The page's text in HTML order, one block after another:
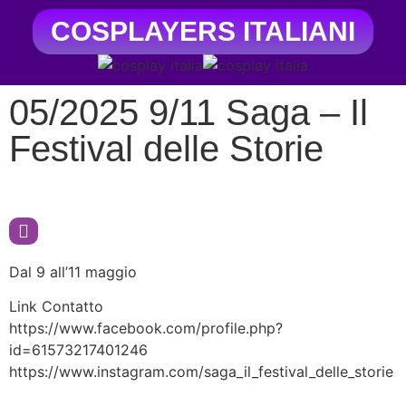
COSPLAYERS ITALIANI
05/2025 9/11 Saga – Il
Festival delle Storie
Dal 9 all’11 maggio
Link Contatto
https://www.facebook.com/profile.php?
id=61573217401246
https://www.instagram.com/saga_il_festival_delle_storie